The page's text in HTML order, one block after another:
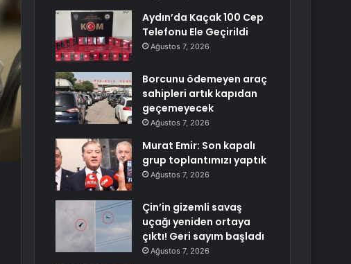
Aydın’da Kaçak 100 Cep
Telefonu Ele Geçirildi
Ağustos 7, 2026
Borcunu ödemeyen araç
sahipleri artık kapıdan
geçemeyecek
Ağustos 7, 2026
Murat Emir: Son kapalı
grup toplantımızı yaptık
Ağustos 7, 2026
Çin’in gizemli savaş
uçağı yeniden ortaya
çıktı! Geri sayım başladı
Ağustos 7, 2026